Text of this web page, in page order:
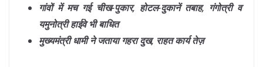
गांवों में मच गई चीख-पुकार, होटल-दुकानें तबाह, गंगोत्री व
यमुनोत्री हाईवे भी बाधित
मुख्यमंत्री धामी ने जताया गहरा दुख, राहत कार्य तेज़